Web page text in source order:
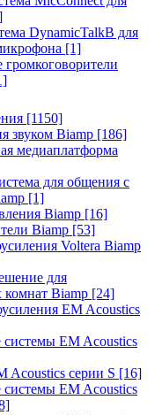
DynamicTalkB для
[1]
[1150]
звуком Biamp [186]
медиаплатформа
для общения с
[1]
Biamp [16]
Biamp [53]
Voltera Biamp
для
комнат Biamp [24]
EM Acoustics
системы EM Acoustics
Acoustics серии S [16]
системы EM Acoustics